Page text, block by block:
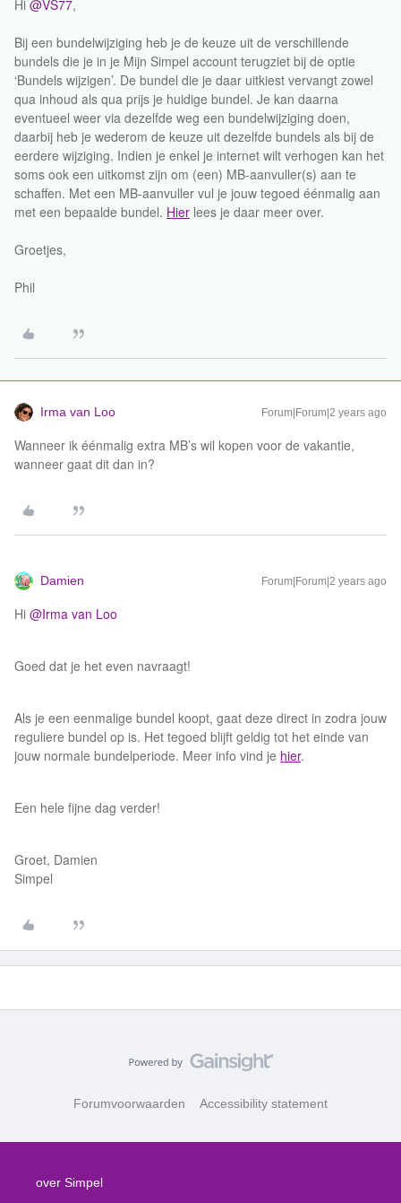
Hi @VS77,
Bij een bundelwijziging heb je de keuze uit de verschillende
bundels die je in je Mijn Simpel account terugziet bij de optie
‘Bundels wijzigen’. De bundel die je daar uitkiest vervangt zowel
qua inhoud als qua prijs je huidige bundel. Je kan daarna
eventueel weer via dezelfde weg een bundelwijziging doen,
daarbij heb je wederom de keuze uit dezelfde bundels als bij de
eerdere wijziging. Indien je enkel je internet wilt verhogen kan het
soms ook een uitkomst zijn om (een) MB-aanvuller(s) aan te
schaffen. Met een MB-aanvuller vul je jouw tegoed éénmalig aan
met een bepaalde bundel. Hier lees je daar meer over.
Groetjes,
Phil
Irma van Loo Forum|Forum|2 years ago
Wanneer ik éénmalig extra MB’s wil kopen voor de vakantie,
wanneer gaat dit dan in?
Damien Forum|Forum|2 years ago
Hi @Irma van Loo
Goed dat je het even navraagt!
Als je een eenmalige bundel koopt, gaat deze direct in zodra jouw
reguliere bundel op is. Het tegoed blijft geldig tot het einde van
jouw normale bundelperiode. Meer info vind je hier.
Een hele fijne dag verder!
Groet, Damien
Simpel
Forumvoorwaarden Accessibility statement
over Simpel